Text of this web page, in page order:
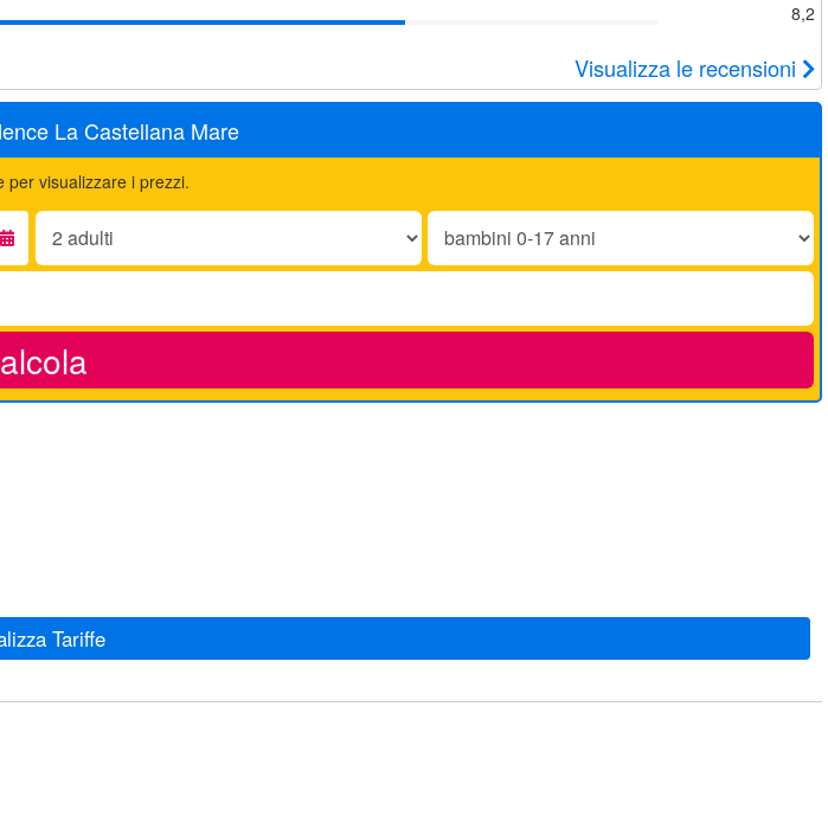
8,2
Visualizza le recensioni
La Castellana Mare
per visualizzare i prezzi.
Adulti:
Bambini
17
Tariffe